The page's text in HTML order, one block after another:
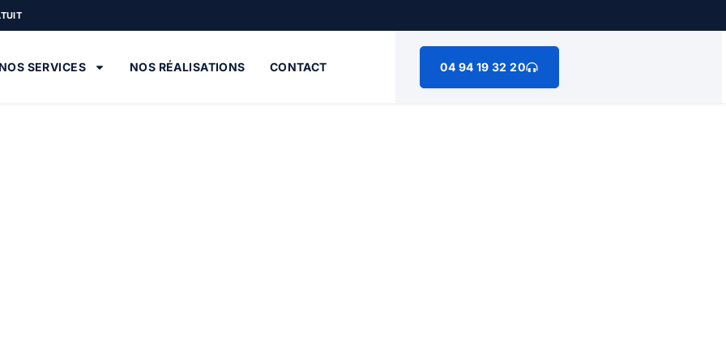
NOS SERVICES NOS RÉALISATIONS CONTACT 04 94 19 32 20